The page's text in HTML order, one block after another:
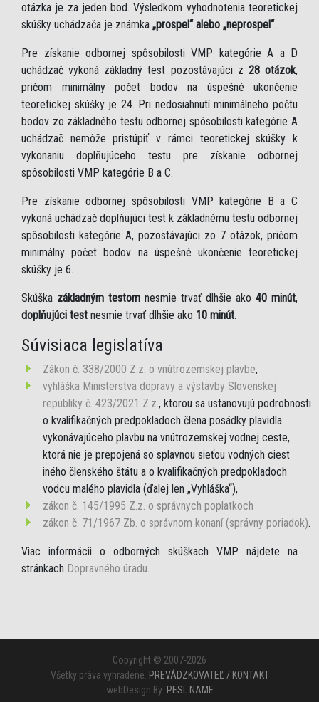
otázka je za jeden bod. Výsledkom vyhodnotenia teoretickej
skúšky uchádzača je známka „prospel“ alebo „neprospel“.
Pre získanie odbornej spôsobilosti VMP kategórie A a D
uchádzač vykoná základný test pozostávajúci z 28 otázok,
pričom minimálny počet bodov na úspešné ukončenie
teoretickej skúšky je 24. Pri nedosiahnutí minimálneho počtu
bodov zo základného testu odbornej spôsobilosti kategórie A
uchádzač nemôže pristúpiť v rámci teoretickej skúšky k
vykonaniu doplňujúceho testu pre získanie odbornej
spôsobilosti VMP kategórie B a C.
Pre získanie odbornej spôsobilosti VMP kategórie B a C
vykoná uchádzač doplňujúci test k základnému testu odbornej
spôsobilosti kategórie A, pozostávajúci zo 7 otázok, pričom
minimálny počet bodov na úspešné ukončenie teoretickej
skúšky je 6.
Skúška základným testom nesmie trvať dlhšie ako 40 minút,
doplňujúci test nesmie trvať dlhšie ako 10 minút.
Súvisiaca legislatíva
Zákon č. 338/2000 Z.z. o vnútrozemskej plavbe,
vyhláška Ministerstva dopravy a výstavby Slovenskej
republiky č. 423/2021 Z.z., ktorou sa ustanovujú podrobnosti
o kvalifikačných predpokladoch člena posádky plavidla
vykonávajúceho plavbu na vnútrozemskej vodnej ceste,
ktorá nie je prepojená so splavnou sieťou vodných ciest
iného členského štátu a o kvalifikačných predpokladoch
vodcu malého plavidla (ďalej len „Vyhláška“),
zákon č. 145/1995 Z.z. o správnych poplatkoch
zákon č. 71/1967 Zb. o správnom konaní (správny poriadok).
Viac informácii o odborných skúškach VMP nájdete na
stránkach Dopravného úradu.
Copyright © 2007-2026
Všetky práva vyhradené. PREVÁDZKOVATEĽ / KONTAKT
webDesign By: PESL.NAME